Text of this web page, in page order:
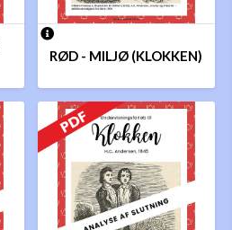
RØD - MILJØ (KLOKKEN)